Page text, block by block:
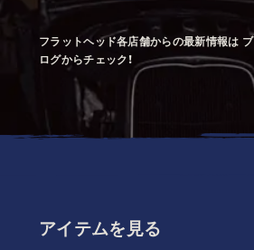
フラットヘッド各店舗からの最新情報は ブ
ログからチェック！
アイテムを見る